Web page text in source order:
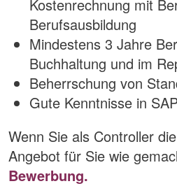
Kostenrechnung mit
Berufsausbildung
Mindestens 3 Jahre
Buchhaltung und im
Beherrschung von
Gute Kenntnisse in
Wenn Sie als Controller
Angebot für Sie wie
Bewerbung.